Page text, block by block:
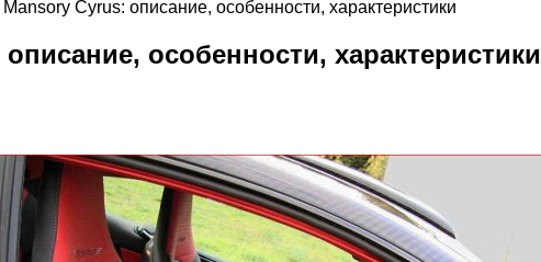
Cyrus: описание, особенности, характеристики
особенности, характеристики